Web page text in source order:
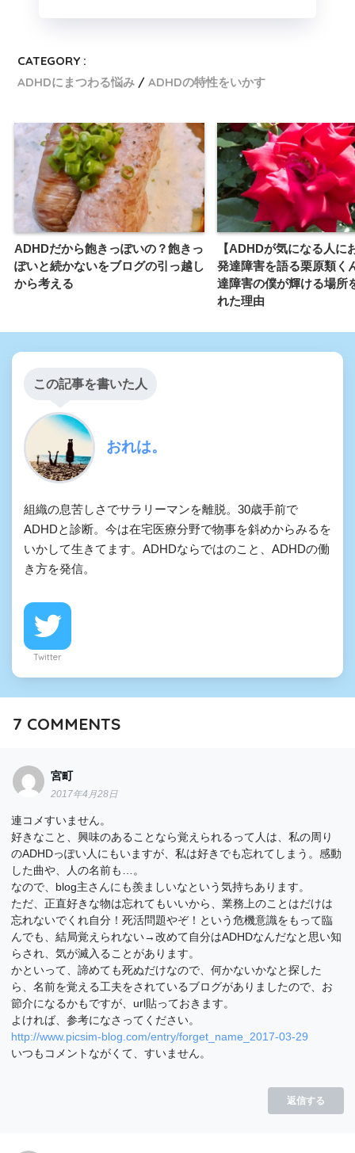
CATEGORY :
ADHDにまつわる悩み
ADHDの特性をいかす
ADHDだから飽きっぽいの？飽きっ
ぽいと続かないをブログの引っ越し
から考える
【ADHDが気になる人に
発達障害を語る栗原類く
達障害の僕が輝ける場所
れた理由
この記事を書いた人
おれは。
組織の息苦しさでサラリーマンを離脱。30歳手前で
ADHDと診断。今は在宅医療分野で物事を斜めからみるを
いかして生きてます。ADHDならではのこと、ADHDの働
き方を発信。
Twitter
7 COMMENTS
宮町
2017年4月28日
連コメすいません。
好きなこと、興味のあることなら覚えられるって人は、私の周り
のADHDっぽい人にもいますが、私は好きでも忘れてしまう。感動
した曲や、人の名前も…。
なので、blog主さんにも羨ましいなという気持ちあります。
ただ、正直好きな物は忘れてもいいから、業務上のことはだけは
忘れないでくれ自分！死活問題やぞ！という危機意識をもって臨
んでも、結局覚えられない→改めて自分はADHDなんだなと思い知
らされ、気が滅入ることがあります。
かといって、諦めても死ぬだけなので、何かないかなと探した
ら、名前を覚える工夫をされているブログがありましたので、お
節介になるかもですが、url貼っておきます。
よければ、参考になさってください。
http://www.picsim-blog.com/entry/forget_name_2017-03-29
いつもコメントながくて、すいません。
返信する